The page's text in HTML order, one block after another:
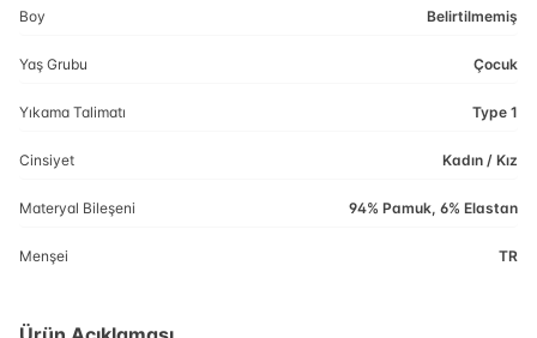
Boy Belirtilmemiş
Yaş Grubu Çocuk
Yıkama Talimatı Type 1
Cinsiyet Kadın / Kız
Materyal Bileşeni 94% Pamuk, 6% Elastan
Menşei TR